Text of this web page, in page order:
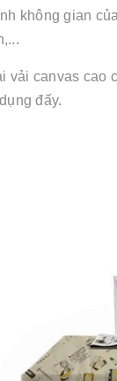
không gian
vải canvas cao
đấy.